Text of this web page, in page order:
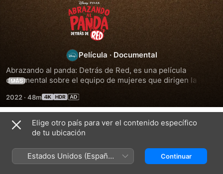
Abrazando
al
panda:
Detrás
de
Red
Película · Documental
Abrazando al panda: Detrás de Red, es una película
documental sobre el equipo de mujeres que dirigen la
escenas sin precedentes de la directora Domee Shi y su
equipo de liderazgo principal, esta historia iluminará el
poderoso viaje profesional y personal que trajo esta
historia increíblemente cómica, completamente
Algunas secuencias o patrones de luces intermitentes
pueden afectar a espectadores fotosensibles.
MÁS
2022 · 48m
Títulos relacionados
dentro
especial
de
historias
Elige otro país para ver el contenido específico
de tu ubicación
Estados Unidos (Español
México)
Continuar